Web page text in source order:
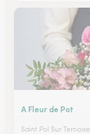
A Fleur de Pot
Saint Pol Sur Ternoise